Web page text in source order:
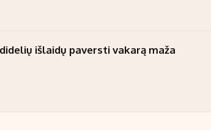
išlaidų paversti vakarą maža